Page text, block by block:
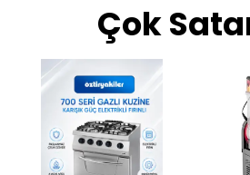
Çok